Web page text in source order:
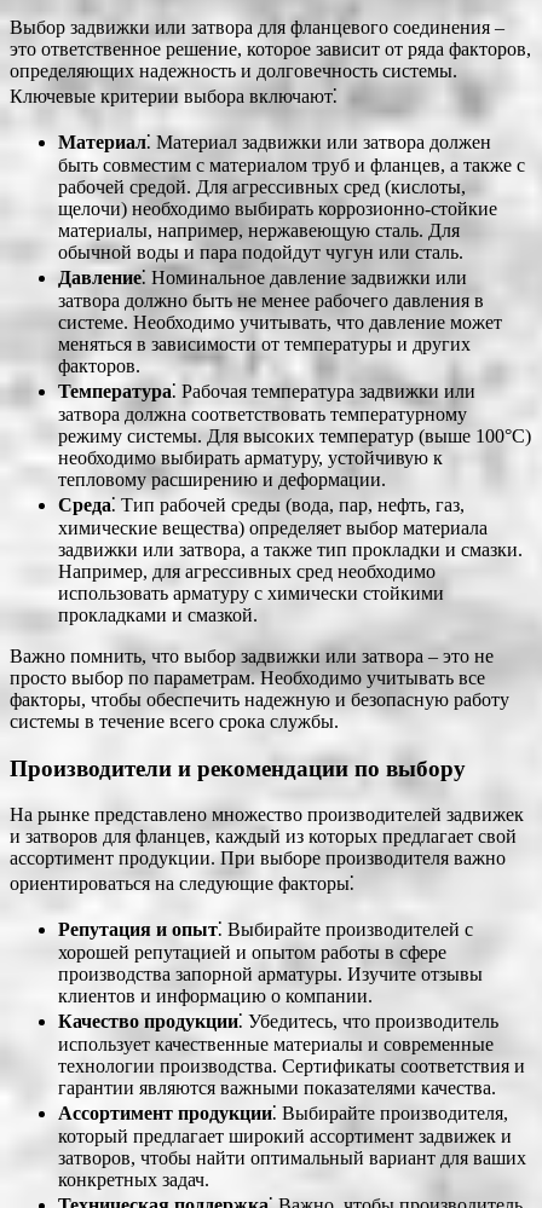
Выбор задвижки или затвора для фланцевого соединения –
это ответственное решение, которое зависит от ряда факторов,
определяющих надежность и долговечность системы.
Ключевые критерии выбора включают⁚
Материал⁚ Материал задвижки или затвора должен
быть совместим с материалом труб и фланцев, а также с
рабочей средой. Для агрессивных сред (кислоты,
щелочи) необходимо выбирать коррозионно-стойкие
материалы, например, нержавеющую сталь. Для
обычной воды и пара подойдут чугун или сталь.
Давление⁚ Номинальное давление задвижки или
затвора должно быть не менее рабочего давления в
системе. Необходимо учитывать, что давление может
меняться в зависимости от температуры и других
факторов.
Температура⁚ Рабочая температура задвижки или
затвора должна соответствовать температурному
режиму системы. Для высоких температур (выше 100°C)
необходимо выбирать арматуру, устойчивую к
тепловому расширению и деформации.
Среда⁚ Тип рабочей среды (вода, пар, нефть, газ,
химические вещества) определяет выбор материала
задвижки или затвора, а также тип прокладки и смазки.
Например, для агрессивных сред необходимо
использовать арматуру с химически стойкими
прокладками и смазкой.
Важно помнить, что выбор задвижки или затвора – это не
просто выбор по параметрам. Необходимо учитывать все
факторы, чтобы обеспечить надежную и безопасную работу
системы в течение всего срока службы.
Производители и рекомендации по выбору
На рынке представлено множество производителей задвижек
и затворов для фланцев, каждый из которых предлагает свой
ассортимент продукции. При выборе производителя важно
ориентироваться на следующие факторы⁚
Репутация и опыт⁚ Выбирайте производителей с
хорошей репутацией и опытом работы в сфере
производства запорной арматуры. Изучите отзывы
клиентов и информацию о компании.
Качество продукции⁚ Убедитесь, что производитель
использует качественные материалы и современные
технологии производства. Сертификаты соответствия и
гарантии являются важными показателями качества.
Ассортимент продукции⁚ Выбирайте производителя,
который предлагает широкий ассортимент задвижек и
затворов, чтобы найти оптимальный вариант для ваших
конкретных задач.